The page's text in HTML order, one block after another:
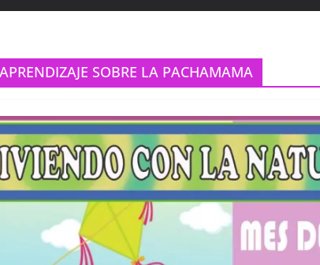
SOBRE LA PACHAMAMA